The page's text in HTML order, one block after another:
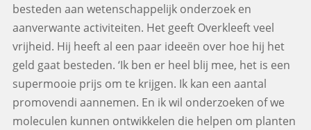
besteden aan wetenschappelijk onderzoek en
aanverwante activiteiten. Het geeft Overkleeft veel
vrijheid. Hij heeft al een paar ideeën over hoe hij het
geld gaat besteden. ‘Ik ben er heel blij mee, het is een
supermooie prijs om te krijgen. Ik kan een aantal
promovendi aannemen. En ik wil onderzoeken of we
moleculen kunnen ontwikkelen die helpen om planten